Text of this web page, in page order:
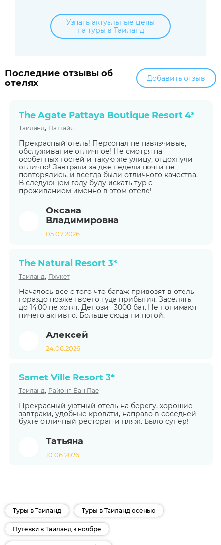
Узнать актуальные цены
на туры в Таиланд
Последние отзывы об
отелях
Добавить отзыв
The Agate Pattaya Boutique Resort 4*
Таиланд, Паттайя
Прекрасный отель! Персонал не навязчивые,
обслуживание отличное! Не смотря на
особенных гостей и такую же улицу, отдохнули
отлично! Завтраки за две недели почти не
повторялись, и всегда были отличного качества.
В следующем году буду искать тур с
проживанием именно в этом отеле!
Оксана
Владимировна
05.07.2026
The Natural Resort 3*
Таиланд, Пхукет
Началось все с того что багаж привозят в отель
гораздо позже твоего туда прибытия. Заселять
до 14:00 не хотят. Депозит 3000 бат. Не понимают
ничего активно. Больше сюда ни ногой.
Алексей
24.06.2026
Samet Ville Resort 3*
Таиланд, Районг-Бан Пае
Прекрасный уютный отель на берегу, хорошие
завтраки, удобные кровати, направо в соседней
бухте отличный ресторан и пляж. Было супер!
Татьяна
10.06.2026
Туры в Таиланд Туры в Таиланд осенью
Путевки в Таиланд в ноябре